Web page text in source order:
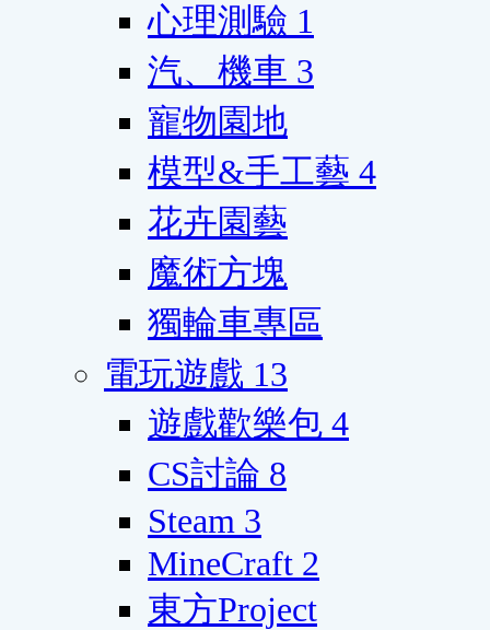
心理測驗 1
汽、機車 3
寵物園地
模型&手工藝 4
花卉園藝
魔術方塊
獨輪車專區
電玩遊戲 13
遊戲歡樂包 4
CS討論 8
Steam 3
MineCraft 2
東方Project